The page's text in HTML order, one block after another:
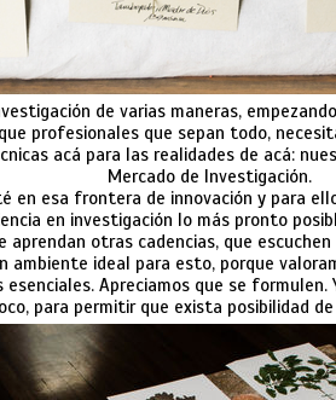
de varias maneras,
profesionales que sepan todo,
acá para las realidades de acá:
Mercado de Investigación.
en esa frontera de innovación y para
en investigación lo más pronto
otras cadencias, que
ambiente ideal para esto, porque
Apreciamos que se formulen.
para permitir que exista posibilidad